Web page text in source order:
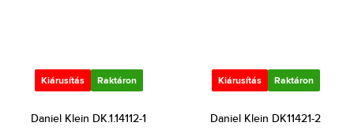
Kiárusítás Raktáron
Daniel Klein DK.1.14112-1
Kiárusítás Raktáron
Daniel Klein DK11421-2